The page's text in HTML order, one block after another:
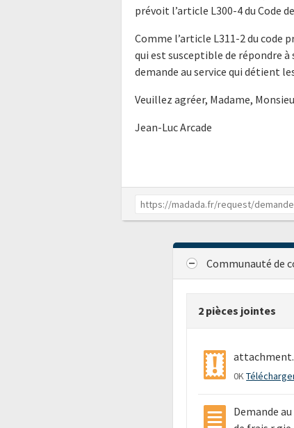
prévoit l’article L300-4 du Code
Comme l’article L311-2 du code
qui est susceptible de répondre
demande au service qui détient
Veuillez agréer, Madame,
Jean-Luc Arcade
Communauté de
2 pièces jointes
0K
Demande